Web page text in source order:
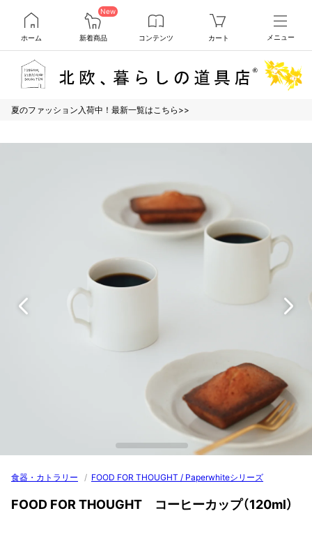
ホーム
New
新着商品 コンテンツ カート メニュー
夏のファッション入荷中！最新一覧はこちら>>
食器・カトラリー / FOOD FOR THOUGHT / Paperwhiteシリーズ
FOOD FOR THOUGHT コーヒーカップ（120ml）